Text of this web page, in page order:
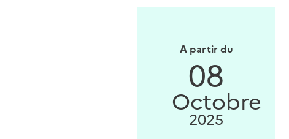
A partir du
08
Octobre
2025